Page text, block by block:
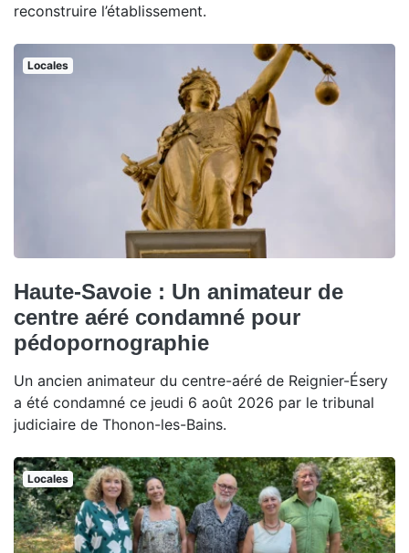
reconstruire l’établissement.
Locales
Haute-Savoie : Un animateur de
centre aéré condamné pour
pédopornographie
Un ancien animateur du centre-aéré de Reignier-Ésery
a été condamné ce jeudi 6 août 2026 par le tribunal
judiciaire de Thonon-les-Bains.
Locales